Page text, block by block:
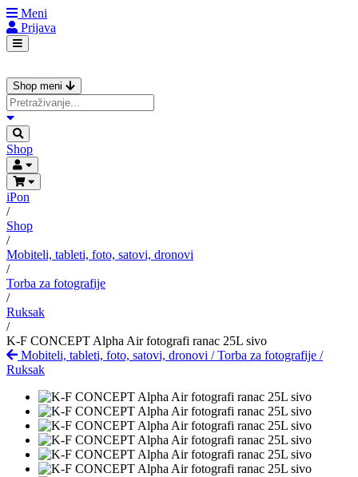
Meni
Prijava
Shop meni
Shop
iPon
/
Shop
/
Mobiteli, tableti, foto, satovi, dronovi
/
Torba za fotografije
/
Ruksak
/
K-F CONCEPT Alpha Air fotografi ranac 25L sivo
Mobiteli, tableti, foto, satovi, dronovi /Torba za fotografije /
Ruksak